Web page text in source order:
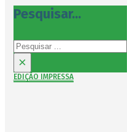
Pesquisar...
Pesquisar
×
EDIÇÃO IMPRESSA